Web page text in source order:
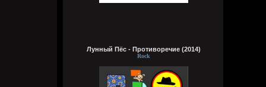
Ну лежит, то и упало
пересматриваю баттлы. ведь
версус,слово и рбл уже загнулись. даже
лига гнойного помоему.
Лунный Пёс - Противоречие (2014)
Rock